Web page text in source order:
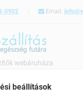
0902 Email:
webáruháza
CSONTERŐSÍTÉS
beállítások